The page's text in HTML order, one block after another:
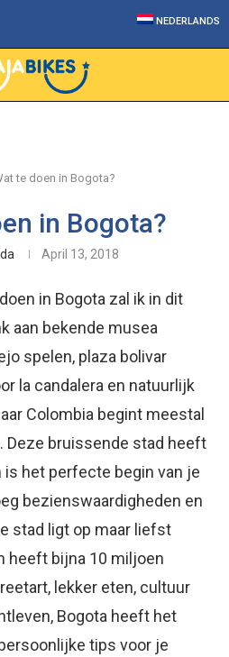
NEDERLANDS
te doen in Bogota?
in Bogota?
April 13, 2018
in Bogota zal ik in dit
aan bekende musea
spelen, plaza bolivar
la candalera en natuurlijk
Colombia begint meestal
Deze bruissende stad heeft
is het perfecte begin van je
bezienswaardigheden en
stad ligt op maar liefst
heeft bijna 10 miljoen
lekker eten, cultuur
Bogota heeft het
tips voor je